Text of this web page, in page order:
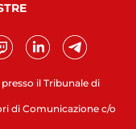
il Tribunale di
di Comunicazione c/o